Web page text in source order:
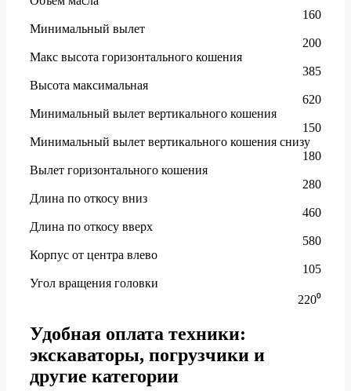
160
Минимальный вылет
200
Макс высота горизонтального кошения
385
Высота максимальная
620
Минимальный вылет вертикального кошения
150
Минимальный вылет вертикального кошения снизу
180
Вылет горизонтального кошения
280
Длина по откосу вниз
460
Длина по откосу вверх
580
Корпус от центра влево
105
Угол вращения головки
220⁰
Удобная оплата техники:
экскаваторы, погрузчики и
другие категории